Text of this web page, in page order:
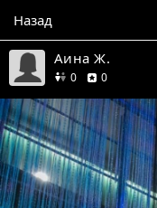
Назад
Аина Ж.
0друзей
0отзывов